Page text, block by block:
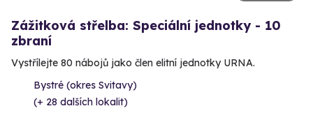
Zážitková střelba: Speciální jednotky - 10
zbraní
Vystřílejte 80 nábojů jako člen elitní jednotky URNA.
Bystré (okres Svitavy)
(+ 28 dalších lokalit)